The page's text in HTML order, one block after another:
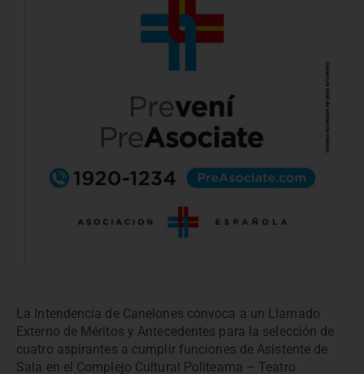
La Intendencia de Canelones convoca a un Llamado
Externo de Méritos y Antecedentes para la selección de
cuatro aspirantes a cumplir funciones de Asistente de
Sala en el Complejo Cultural Politeama – Teatro